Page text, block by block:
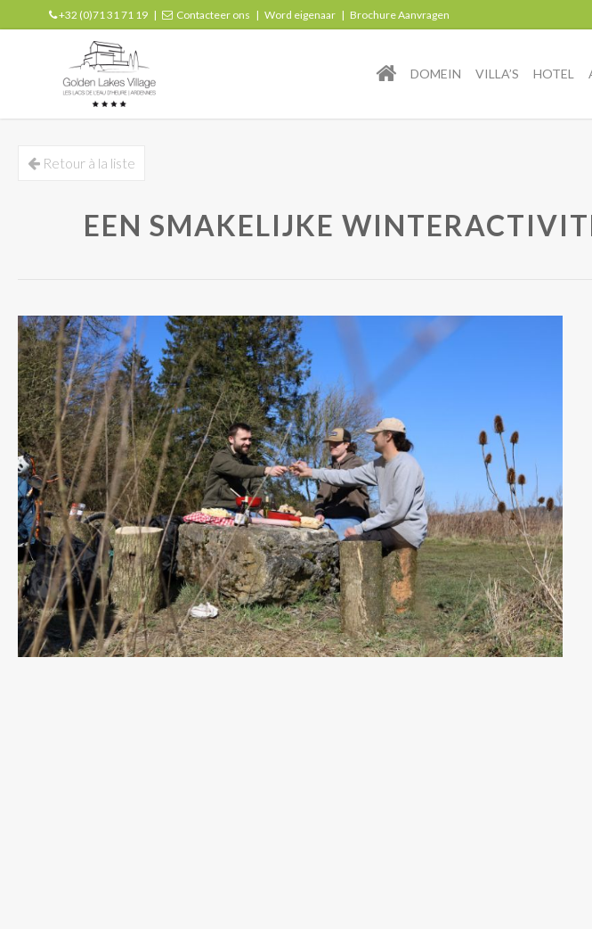
+32 (0)71 31 71 19 | Contacteer ons | Word eigenaar | Brochure Aanvragen
| r
DOMEIN VILLA’S HOTEL
Retour à la liste
EEN SMAKELIJKE